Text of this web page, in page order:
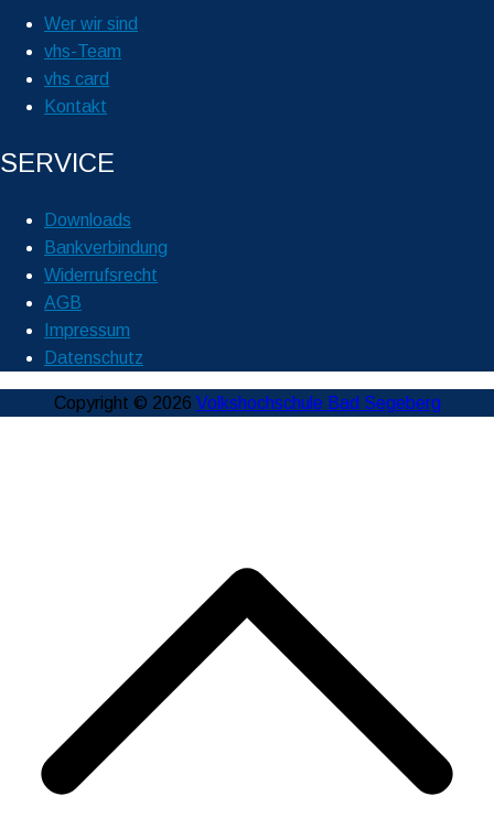
Wer wir sind
vhs-Team
vhs card
Kontakt
SERVICE
Downloads
Bankverbindung
Widerrufsrecht
AGB
Impressum
Datenschutz
Copyright © 2026 Volkshochschule Bad Segeberg